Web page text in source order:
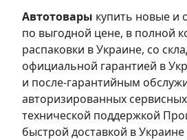
Автотовары купить новые и
по выгодной цене, в полной
распаковки в Украине, со
официальной гарантией в
и после-гарантийным
авторизированных
технической поддержкой
быстрой доставкой в